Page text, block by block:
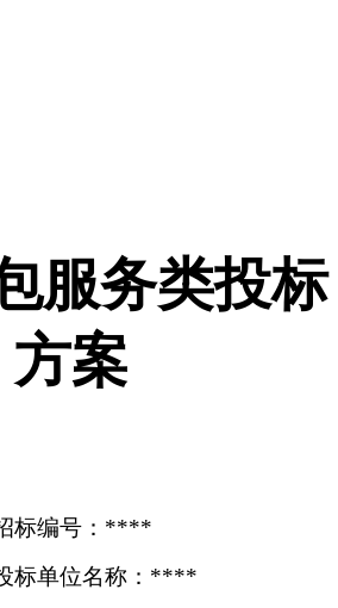
服务类投标
方案
标编号：****
标单位名称：****